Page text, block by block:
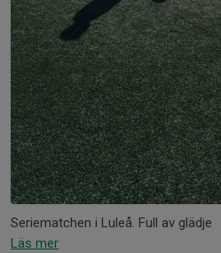
Seriematchen i Luleå. Full av glädje
Läs mer